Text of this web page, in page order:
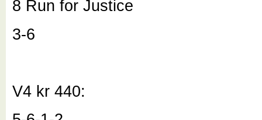
8 Run for Justice
3-6
V4 kr 440: